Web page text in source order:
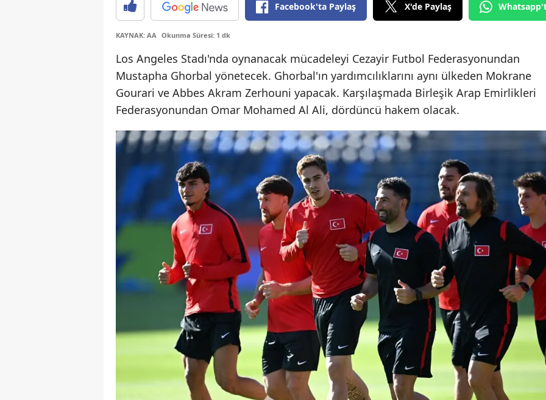
Elazığ
Erzurum
Eskişehir
Gaziantep
Giresun
Gümüşhane
Hakkari
Hatay
Isparta
Mersin
İstanbul
İzmir
Kars
Kastamonu
Kayseri
Facebook'ta Paylaş X'de Paylaş
KAYNAK: AA Okunma Süresi: 1 dk
Los Angeles Stadı'nda oynanacak mücadeleyi Cezayir Futbol Federasyonundan
Mustapha Ghorbal yönetecek. Ghorbal'ın yardımcılıklarını aynı ülkeden Mokrane
Gourari ve Abbes Akram Zerhouni yapacak. Karşılaşmada Birleşik Arap Emirlikleri
Federasyonundan Omar Mohamed Al Ali, dördüncü hakem olacak.